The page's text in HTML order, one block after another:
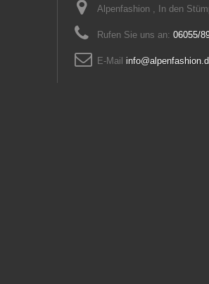
Alpenfashion , In den
Rufen Sie uns an: 06055/
E-Mail